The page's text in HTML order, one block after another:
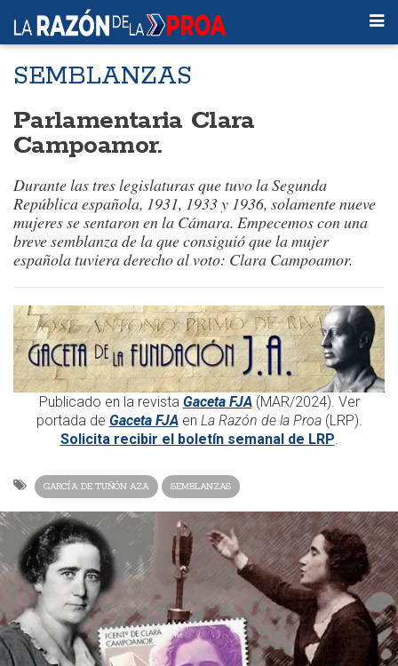
SEMBLANZAS
Parlamentaria Clara
Campoamor.
Durante las tres legislaturas que tuvo la Segunda
República española, 1931, 1933 y 1936, solamente nueve
mujeres se sentaron en la Cámara. Empecemos con una
breve semblanza de la que consiguió que la mujer
española tuviera derecho al voto: Clara Campoamor.
Publicado en la revista Gaceta FJA(MAR/2024). Ver
portada de Gaceta FJAen La Razón de la Proa(LRP).
Solicita recibir el boletín semanal de LRP.
GARCÍA DE TUÑÓN AZA SEMBLANZAS